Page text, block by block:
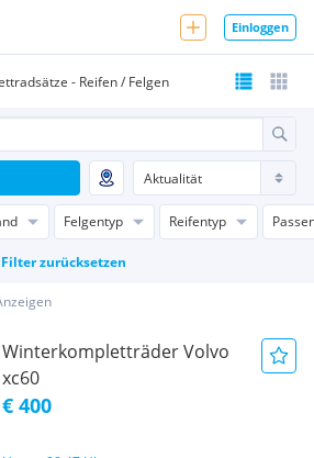
Einloggen
- Reifen / Felgen
Felgentyp Reifentyp
Filter zurücksetzen
Winterkompletträder Volvo
xc60
€ 400